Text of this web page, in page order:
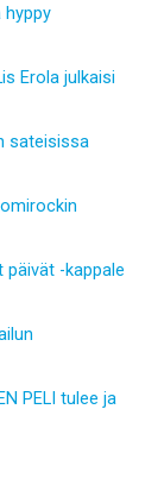
hyppy
Erola julkaisi
sateisissa
päivät -kappale
PELI tulee ja